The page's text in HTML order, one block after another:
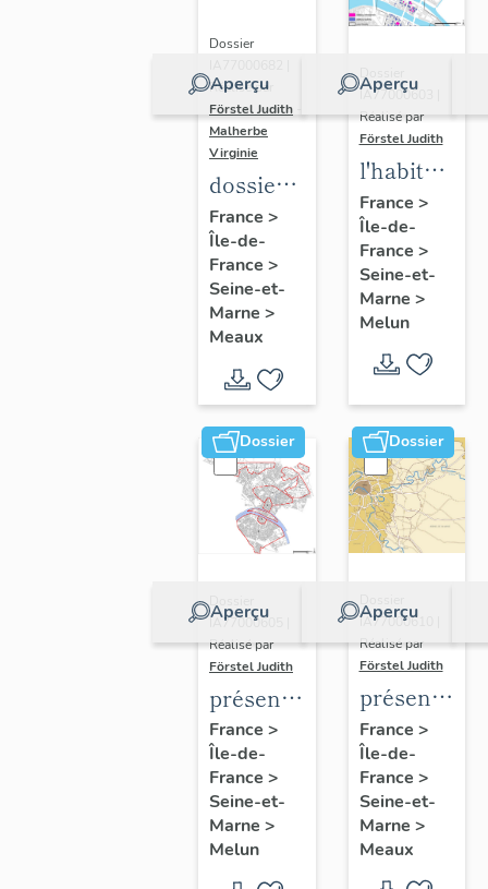
Aperçu
Dossier
Réalisé par
Förstel Judith
Malherbe
Virginie
dossier
collectif
sur les
cours
communes
du
Faubourg
Saint-
Nicolas
France >
Île-de-
France >
Seine-et-
Marne >
Meaux
Aperçu
IA77000603 |
Réalisé par
Förstel Judith
l'habitat
à Melun
France >
Île-de-
France >
Seine-et-
Marne >
Melun
Dossier
Aperçu
IA77000605 |
Réalisé par
Förstel Judith
présentation
de
l'étude
du
patrimoine
de
Melun
France >
Île-de-
France >
Seine-et-
Marne >
Melun
Dossier
Aperçu
IA77000610 |
Réalisé par
Förstel Judith
de
l'étude
du
patrimoine
de
Meaux
France >
Île-de-
France >
Seine-et-
Marne >
Meaux